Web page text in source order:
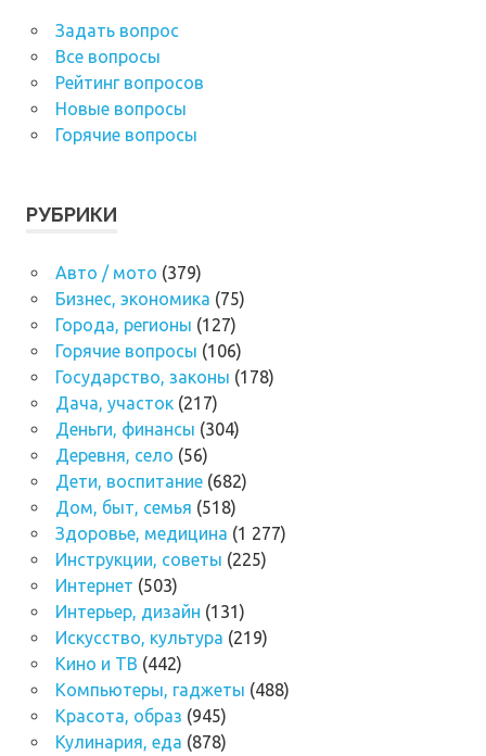
Задать вопрос
Все вопросы
Рейтинг вопросов
Новые вопросы
Горячие вопросы
РУБРИКИ
Авто / мото (379)
Бизнес, экономика (75)
Города, регионы (127)
Горячие вопросы (106)
Государство, законы (178)
Дача, участок(217)
Деньги, финансы (304)
Деревня, село (56)
Дети, воспитание(682)
Дом, быт, семья (518)
Здоровье, медицина (1 277)
Инструкции, советы (225)
Интернет (503)
Интерьер, дизайн (131)
Искусство, культура (219)
Кино и ТВ (442)
Компьютеры, гаджеты (488)
Красота, образ (945)
Кулинария, еда (878)